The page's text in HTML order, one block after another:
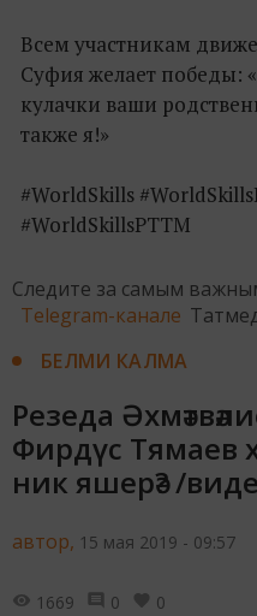
Всем участникам
Суфия желает победы:
кулачки ваши
также я!»
#WorldSkills
#WorldSkillsРТТМ
Следите за самым
Telegram-канале
БЕЛМИ КАЛМА
Резеда
Фирдүс Тямаев
ник яшерә? /
автор, 15 мая 2019 - 09:57
1669 0 0